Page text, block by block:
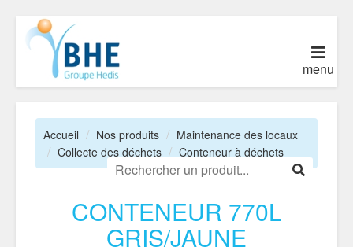
menu
Accueil Nos produits
Maintenance des locaux
Collecte des déchets
Conteneur à déchets
CONTENEUR 770L
GRIS/JAUNE